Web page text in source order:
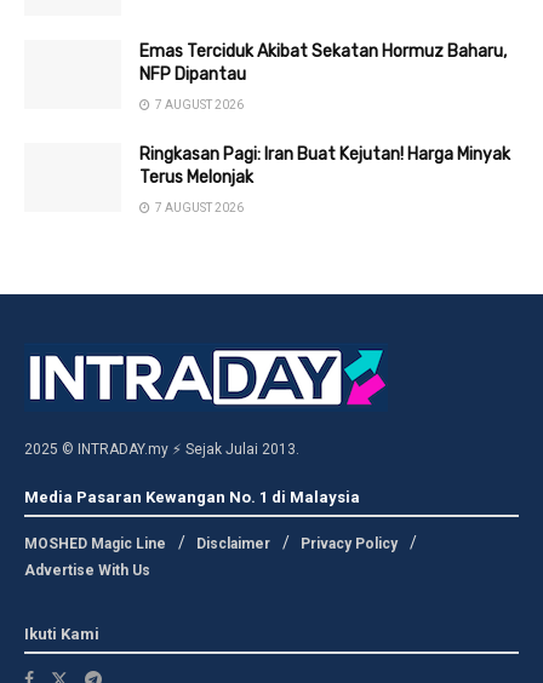
Emas Terciduk Akibat Sekatan Hormuz Baharu,
NFP Dipantau
7 AUGUST 2026
Ringkasan Pagi: Iran Buat Kejutan! Harga Minyak
Terus Melonjak
7 AUGUST 2026
2025 © INTRADAY.my ⚡ Sejak Julai 2013.
Media Pasaran Kewangan No. 1 di Malaysia
MOSHED Magic Line Disclaimer
Privacy Policy
Advertise With Us
Ikuti Kami